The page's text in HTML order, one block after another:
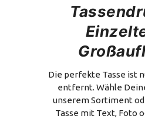
Alle Themen zeigen!
Glitzertasse mit Glitzerpartikeln
Click-Lunchbox "XL"
Alles zum Selbstgestalten
Cookies konfigurieren
Versand & Zahlung
Vertrag widerrufenDie perfekte Tasse ist
entfernt. Wähle
unserem Sortiment
Tasse mit Text, Foto